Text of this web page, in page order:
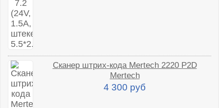
Сканер штрих-кода Mertech 2220 P2D
Mertech
4 300 руб